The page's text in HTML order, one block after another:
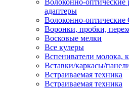
адаптеры
Волоконно-
Воронки, пробки,
Восковые мелки
Все кулеры
Вспениватели молока,
Вставки/каркасы/
Встраиваемая техника
Встраиваемая техника